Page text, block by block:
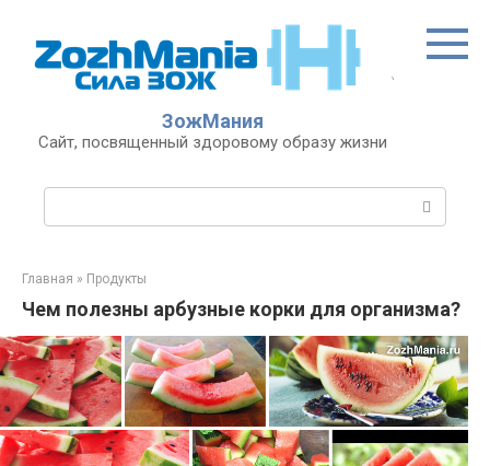
контенту
ЗожМания
Сайт, посвященный здоровому образу жизни
Главная » Продукты
Чем полезны арбузные корки для организма?